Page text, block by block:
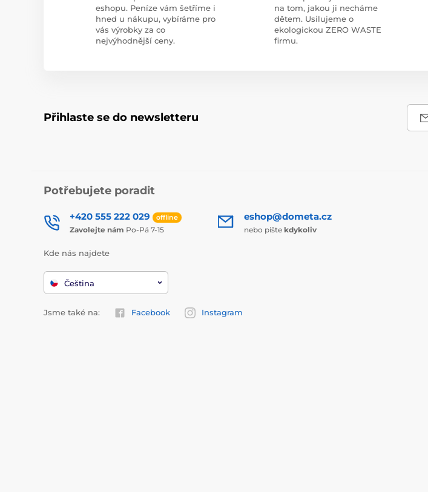
eshopu. Peníze vám šetříme i
hned u nákupu, vybíráme pro
vás výrobky za co
nejvýhodnější ceny.
na tom, jakou ji necháme
dětem. Usilujeme o
ekologickou ZERO WASTE
firmu.
Přihlaste se do newsletteru
Potřebujete poradit
+420 555 222 029 offline
Zavolejte nám Po-Pá 7-15
eshop@dometa.cz
nebo pište kdykoliv
Kde nás najdete
Čeština
Jsme také na: Facebook Instagram